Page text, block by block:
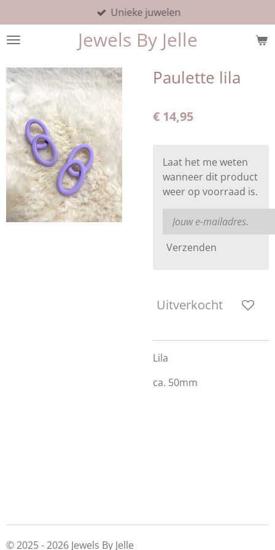
direct
naar
hoofdinhoud
Jewels By Jelle
Unieke juwelen
Paulette lila
€ 14,95
Laat het me weten
wanneer dit product
weer op voorraad is.
Verzenden
Uitverkocht
Lila
ca. 50mm
© 2025 - 2026 Jewels By Jelle